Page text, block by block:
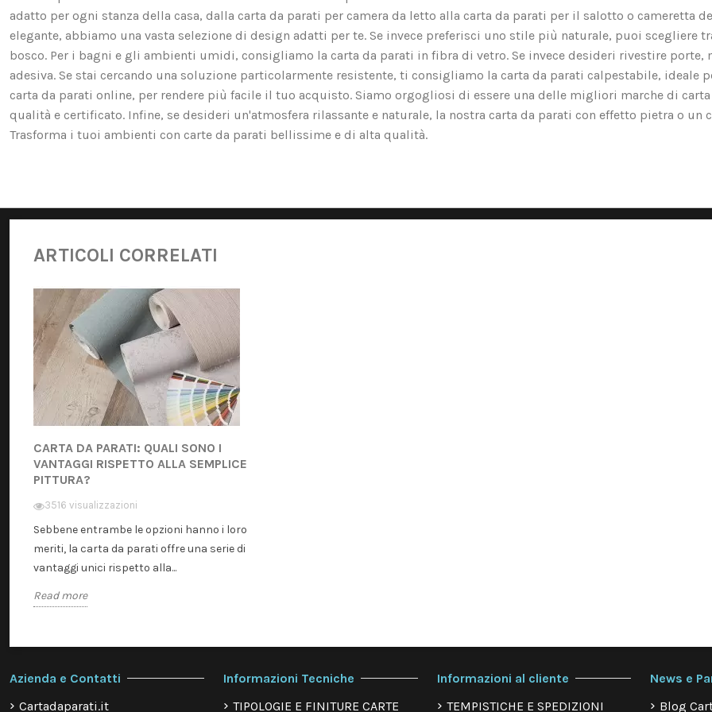
adatto per ogni stanza della casa, dalla carta da parati per camera da letto alla carta da parati per il salotto o cameretta
elegante, abbiamo una vasta selezione di design adatti per te. Se invece preferisci uno stile più naturale, puoi scegliere
bosco. Per i bagni e gli ambienti umidi, consigliamo la carta da parati in fibra di vetro. Se invece desideri rivestire
adesiva. Se stai cercando una soluzione particolarmente resistente, ti consigliamo la carta da parati calpestabile,
carta da parati online, per rendere più facile il tuo acquisto. Siamo orgogliosi di essere una delle migliori marche di
qualità e certificato. Infine, se desideri un'atmosfera rilassante e naturale, la nostra carta da parati con effetto pietra o
Trasforma i tuoi ambienti con carte da parati bellissime e di alta qualità.
ARTICOLI CORRELATI
CARTA DA PARATI: QUALI SONO I
VANTAGGI RISPETTO ALLA SEMPLICE
PITTURA?
3516 visualizzazioni
Sebbene entrambe le opzioni hanno i loro
meriti, la carta da parati offre una serie di
vantaggi unici rispetto alla...
Read more
Azienda e Contatti
Cartadaparati.it
Informazioni Tecniche
TIPOLOGIE E FINITURE CARTE
Informazioni al cliente
TEMPISTICHE E SPEDIZIONI
News e
Blog